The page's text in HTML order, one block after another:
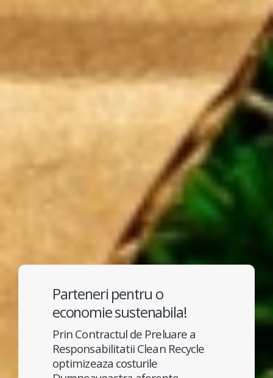
Parteneri pentru o
economie sustenabila!
Prin Contractul de Preluare a
Responsabilitatii Clean Recycle
optimizeaza costurile